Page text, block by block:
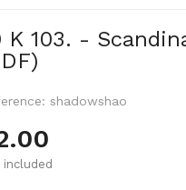
K 103. -
shadowshao
included